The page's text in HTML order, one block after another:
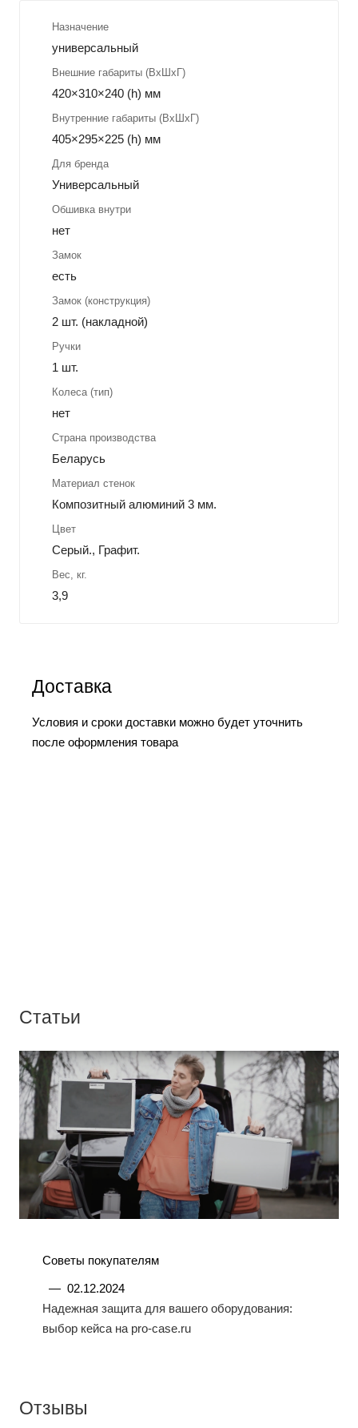
Назначение
универсальный
Внешние габариты (ВхШхГ)
420×310×240 (h) мм
Внутренние габариты (ВхШхГ)
405×295×225 (h) мм
Для бренда
Универсальный
Обшивка внутри
нет
Замок
есть
Замок (конструкция)
2 шт. (накладной)
Ручки
1 шт.
Колеса (тип)
нет
Страна производства
Беларусь
Материал стенок
Композитный алюминий 3 мм.
Цвет
Серый., Графит.
Вес, кг.
3,9
Доставка
Условия и сроки доставки можно будет уточнить
после оформления товара
Статьи
Советы покупателям
— 02.12.2024
Надежная защита для вашего оборудования:
выбор кейса на pro-case.ru
Отзывы